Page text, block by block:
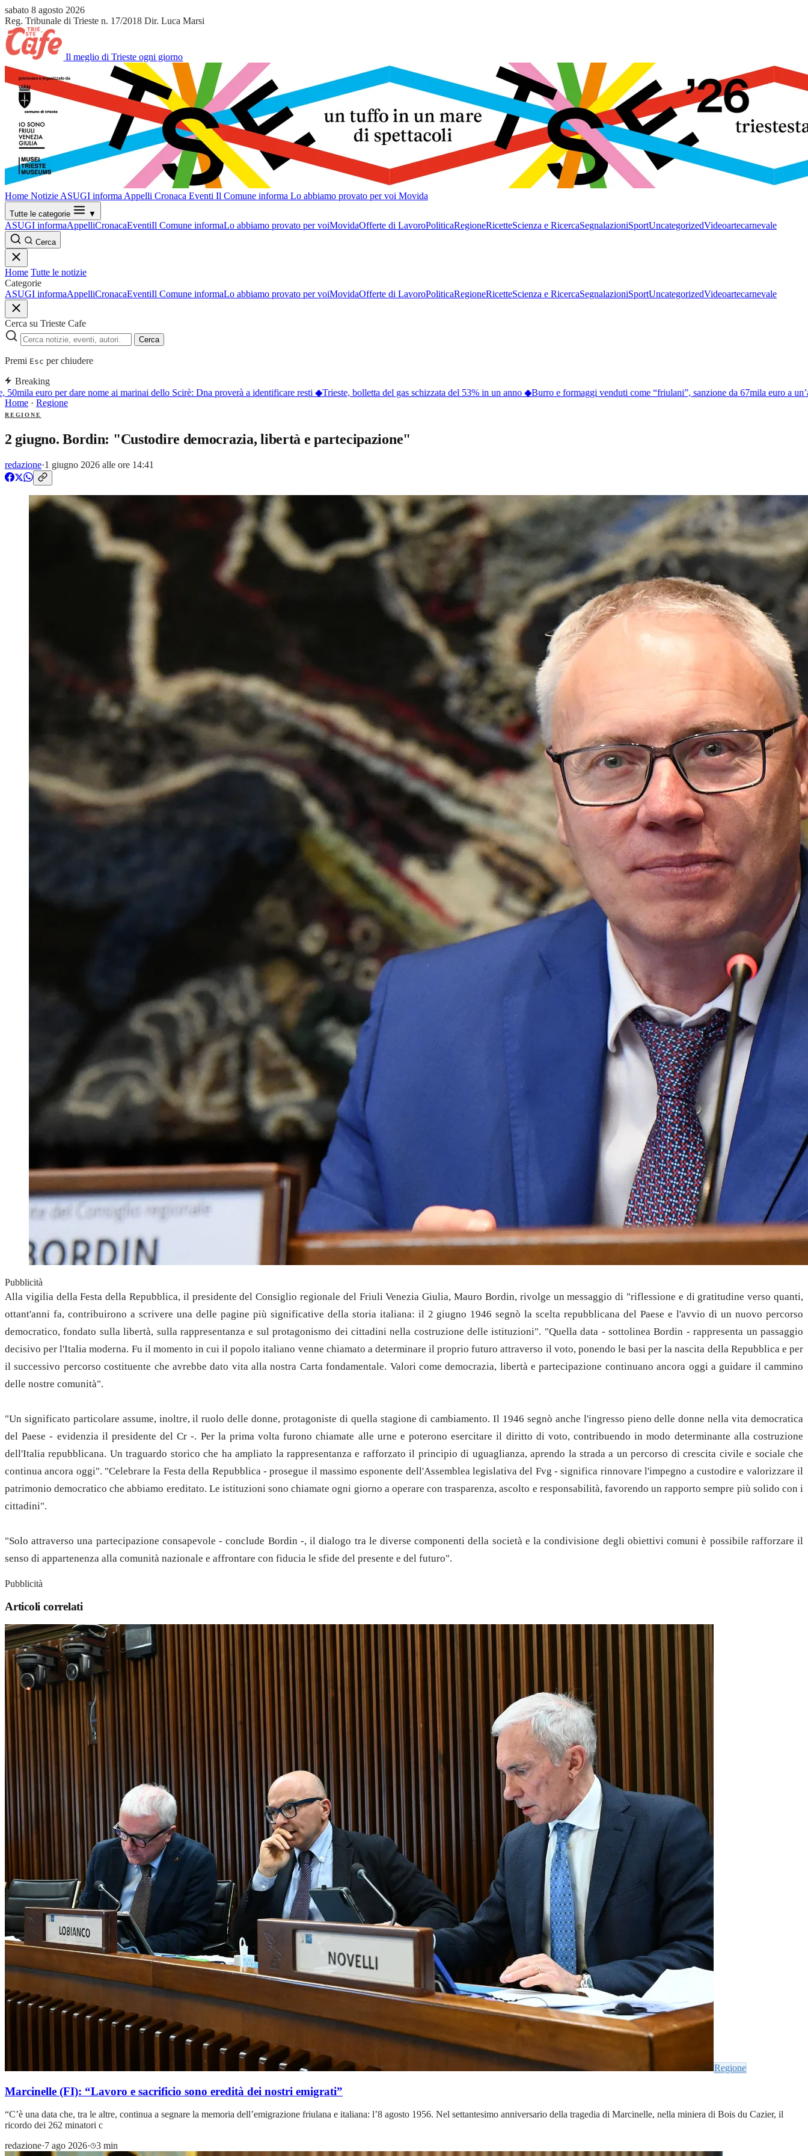
sabato 8 agosto 2026
Reg. Tribunale di Trieste n. 17/2018 Dir. Luca Marsi
Il meglio di Trieste ogni giorno
Home Notizie ASUGI informa Appelli Cronaca Eventi Il Comune informa Lo abbiamo provato per voi Movida
Tutte le categorie ▼
ASUGI informaAppelliCronacaEventiIl Comune informaLo abbiamo provato per voiMovidaOfferte di LavoroPoliticaRegioneRicetteScienza e RicercaSegnalazioniSportUncategorizedVideoartecarnevale
Cerca
Home Tutte le notizie
Categorie
ASUGI informaAppelliCronacaEventiIl Comune informaLo abbiamo provato per voiMovidaOfferte di LavoroPoliticaRegioneRicetteScienza e RicercaSegnalazioniSportUncategorizedVideoartecarnevale
Cerca su Trieste Cafe
Cerca
Premi Esc per chiudere
Breaking
euro per dare nome ai marinai dello Scirè: Dna proverà a identificare resti◆Trieste, bolletta del gas schizzata del 53% in un anno◆Burro e formaggi venduti come “friulani”, sanzione da 67mila euro a
Home · Regione
REGIONE
2 giugno. Bordin: "Custodire democrazia, libertà e partecipazione"
redazione·1 giugno 2026 alle ore 14:41
Pubblicità
Alla vigilia della Festa della Repubblica, il presidente del Consiglio regionale del Friuli Venezia Giulia, Mauro Bordin, rivolge un messaggio di "riflessione e di gratitudine verso quanti,
ottant'anni fa, contribuirono a scrivere una delle pagine più significative della storia italiana: il 2 giugno 1946 segnò la scelta repubblicana del Paese e l'avvio di un nuovo percorso
democratico, fondato sulla libertà, sulla rappresentanza e sul protagonismo dei cittadini nella costruzione delle istituzioni". "Quella data - sottolinea Bordin - rappresenta un passaggio
decisivo per l'Italia moderna. Fu il momento in cui il popolo italiano venne chiamato a determinare il proprio futuro attraverso il voto, ponendo le basi per la nascita della Repubblica e per
il successivo percorso costituente che avrebbe dato vita alla nostra Carta fondamentale. Valori come democrazia, libertà e partecipazione continuano ancora oggi a guidare il cammino
delle nostre comunità".
"Un significato particolare assume, inoltre, il ruolo delle donne, protagoniste di quella stagione di cambiamento. Il 1946 segnò anche l'ingresso pieno delle donne nella vita democratica
del Paese - evidenzia il presidente del Cr -. Per la prima volta furono chiamate alle urne e poterono esercitare il diritto di voto, contribuendo in modo determinante alla costruzione
dell'Italia repubblicana. Un traguardo storico che ha ampliato la rappresentanza e rafforzato il principio di uguaglianza, aprendo la strada a un percorso di crescita civile e sociale che
continua ancora oggi". "Celebrare la Festa della Repubblica - prosegue il massimo esponente dell'Assemblea legislativa del Fvg - significa rinnovare l'impegno a custodire e valorizzare il
patrimonio democratico che abbiamo ereditato. Le istituzioni sono chiamate ogni giorno a operare con trasparenza, ascolto e responsabilità, favorendo un rapporto sempre più solido con i
cittadini".
"Solo attraverso una partecipazione consapevole - conclude Bordin -, il dialogo tra le diverse componenti della società e la condivisione degli obiettivi comuni è possibile rafforzare il
senso di appartenenza alla comunità nazionale e affrontare con fiducia le sfide del presente e del futuro".
Pubblicità
Articoli correlati
Regione
Marcinelle (FI): “Lavoro e sacrificio sono eredità dei nostri emigrati”
“C’è una data che, tra le altre, continua a segnare la memoria dell’emigrazione friulana e italiana: l’8 agosto 1956. Nel settantesimo anniversario della tragedia di Marcinelle, nella miniera di Bois du Cazier, il
ricordo dei 262 minatori c
redazione·7 ago 2026· 3 min